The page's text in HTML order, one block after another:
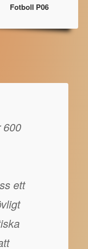
Fotboll P06
600
ett